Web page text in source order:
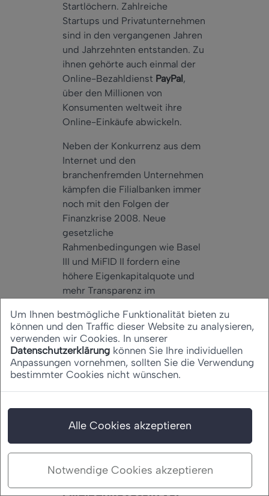
Startlöchern. Zahlreiche
Startups und Privatunternehmen
sind in den vergangenen Jahren
und Jahrzehnten entstanden. Zu
ihnen gehörte auch einmal der
Online-Bezahldienst PayPal,
über den Millionen von
Konsumenten weltweit ihre
Online-Einkäufe abwickeln.
Neben der Konkurrenz aus dem
Internet und den
branchenfremden Unternehmen
kämpfen die Filialbanken immer
noch mit den Folgen der
Finanzkrise 2008. Neue
gesetzliche
Rahmenbedingungen wie Basel
III und MiFID II fordern eine
höhere Eigenkapitalquote und
mehr Transparenz im
Stärkung des
Verbraucherschutzes ist seit
2010 die
Gesprächsprotokollierung
zwischen Wertpapierhändlern
und Kunden obligatorisch. Der
damit verbundene
Arbeitsaufwand schlägt sich in
steigenden Personalkosten
Steht das
Um Ihnen bestmögliche Funktionalität bieten zu
können und den Traffic dieser Website zu analysieren,
verwenden wir Cookies. In unserer
Datenschutzerklärung können Sie Ihre individuellen
Anpassungen vornehmen, sollten Sie die Verwendung
bestimmter Cookies nicht wünschen.
Alle Cookies akzeptieren
Notwendige Cookies akzeptieren